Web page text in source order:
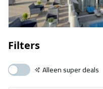
Filters
Alleen super deals
Palapart Gikas